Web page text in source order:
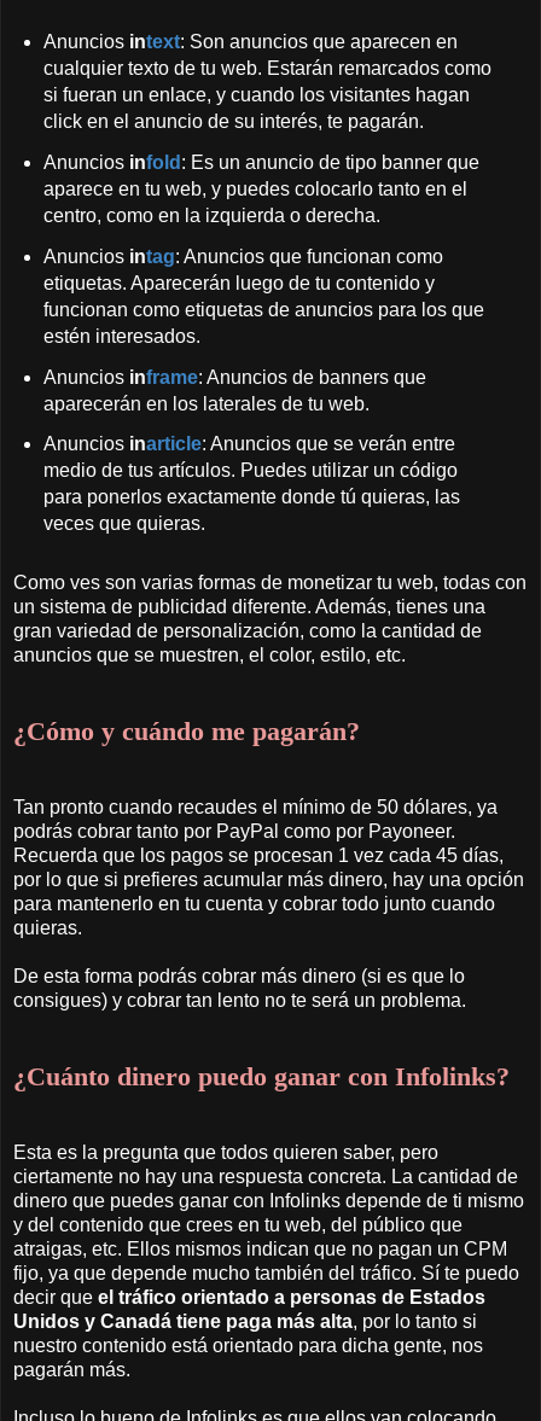
Anuncios intext: Son anuncios que aparecen en
cualquier texto de tu web. Estarán remarcados como
si fueran un enlace, y cuando los visitantes hagan
click en el anuncio de su interés, te pagarán.
Anuncios infold : Es un anuncio de tipo banner que
aparece en tu web, y puedes colocarlo tanto en el
centro, como en la izquierda o derecha.
Anuncios intag: Anuncios que funcionan como
etiquetas. Aparecerán luego de tu contenido y
funcionan como etiquetas de anuncios para los que
estén interesados.
Anuncios inframe: Anuncios de banners que
aparecerán en los laterales de tu web.
Anuncios inarticle: Anuncios que se verán entre
medio de tus artículos. Puedes utilizar un código
para ponerlos exactamente donde tú quieras, las
veces que quieras.
Como ves son varias formas de monetizar tu web, todas con
un sistema de publicidad diferente. Además, tienes una
gran variedad de personalización, como la cantidad de
anuncios que se muestren, el color, estilo, etc.
¿Cómo y cuándo me pagarán?
Tan pronto cuando recaudes el mínimo de 50 dólares, ya
podrás cobrar tanto por PayPal como por Payoneer.
Recuerda que los pagos se procesan 1 vez cada 45 días,
por lo que si prefieres acumular más dinero, hay una opción
para mantenerlo en tu cuenta y cobrar todo junto cuando
quieras.
De esta forma podrás cobrar más dinero (si es que lo
consigues) y cobrar tan lento no te será un problema.
¿Cuánto dinero puedo ganar con Infolinks?
Esta es la pregunta que todos quieren saber, pero
ciertamente no hay una respuesta concreta. La cantidad de
dinero que puedes ganar con Infolinks depende de ti mismo
y del contenido que crees en tu web, del público que
atraigas, etc. Ellos mismos indican que no pagan un CPM
fijo, ya que depende mucho también del tráfico. Sí te puedo
decir que el tráfico orientado a personas de Estados
Unidos y Canadá tiene paga más alta, por lo tanto si
nuestro contenido está orientado para dicha gente, nos
pagarán más.